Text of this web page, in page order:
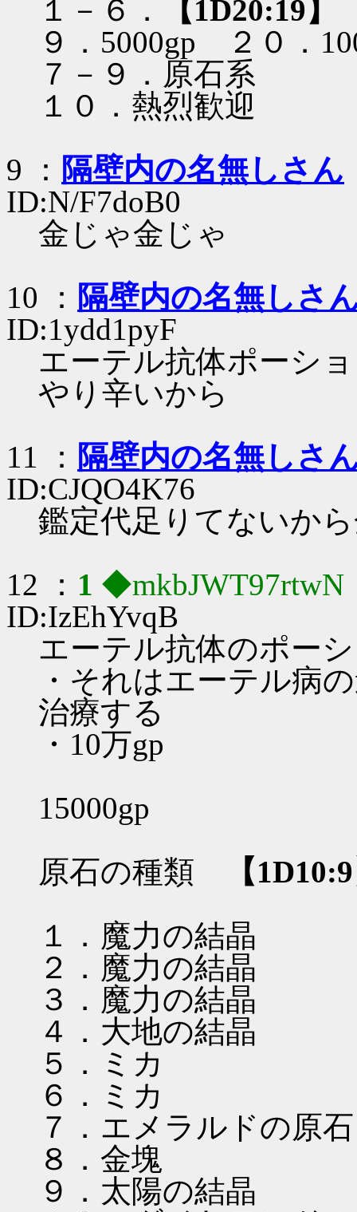
１－６． 【1D20:19】
９．5000gp ２０．
７－９．原石系
１０．熱烈歓迎
9 ： 隔壁内の名無しさん
ID:N/F7doB0
金じゃ金じゃ
10 ： 隔壁内の名無しさ
ID:1ydd1pyF
エーテル抗体ポーシ
やり辛いから
11 ： 隔壁内の名無しさ
ID:CJQO4K76
鑑定代足りてないか
12 ： 1 ◆mkbJWT97rtwN
ID:IzEhYvqB
エーテル抗体のポー
・それはエーテル病
治療する
・10万gp
15000gp
原石の種類
【
１．魔力の結晶
２．魔力の結晶
３．魔力の結晶
４．大地の結晶
５．ミカ
６．ミカ
７．エメラルドの原石
８．金塊
９．太陽の結晶